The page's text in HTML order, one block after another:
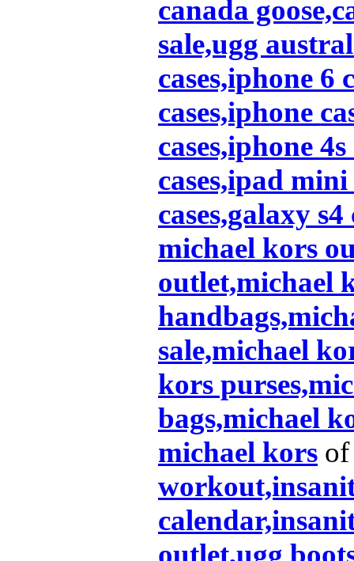
canada
sale,ugg
cases,iphone 6
cases,iphone
cases,iphone
cases,ipad
cases,galaxy s4
michael kors
outlet,michael
sale,michael
kors
bags,michael
michael kors